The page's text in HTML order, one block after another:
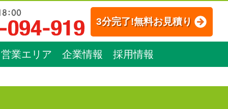
3分完了!無料お見積り
営業エリア 企業情報 採用情報